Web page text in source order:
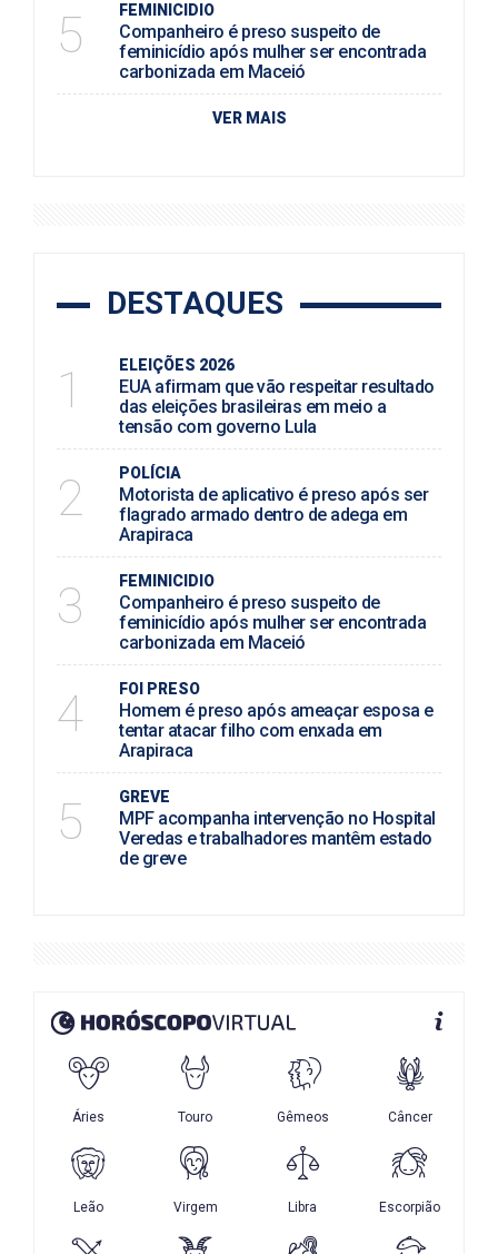
5 FEMINICIDIO
Companheiro é preso suspeito de
feminicídio após mulher ser encontrada
carbonizada em Maceió
VER MAIS
DESTAQUES
1 ELEIÇÕES 2026
EUA afirmam que vão respeitar resultado
das eleições brasileiras em meio a
tensão com governo Lula
2 POLÍCIA
Motorista de aplicativo é preso após ser
flagrado armado dentro de adega em
Arapiraca
3 FEMINICIDIO
Companheiro é preso suspeito de
feminicídio após mulher ser encontrada
carbonizada em Maceió
4 FOI PRESO
Homem é preso após ameaçar esposa e
tentar atacar filho com enxada em
Arapiraca
5 GREVE
MPF acompanha intervenção no Hospital
Veredas e trabalhadores mantêm estado
de greve